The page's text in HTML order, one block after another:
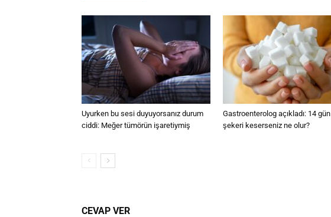
Uyurken bu sesi duyuyorsanız durum
ciddi: Meğer tümörün işaretiymiş
Gastroenterolog açıkladı: 14 gün
şekeri keserseniz ne olur?
CEVAP VER